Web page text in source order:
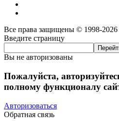
Все права защищены © 1998-2026
Введите страницу
Вы не авторизованы
Пожалуйста,
полному функционалу
Авторизоваться
Обратная связь